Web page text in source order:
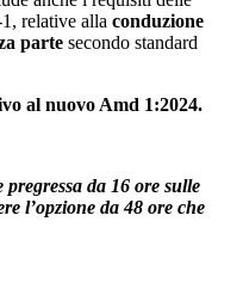
relative alla conduzione
parte secondo standard
al nuovo Amd 1:2024.
pregressa da 16 ore sulle
l’opzione da 48 ore che